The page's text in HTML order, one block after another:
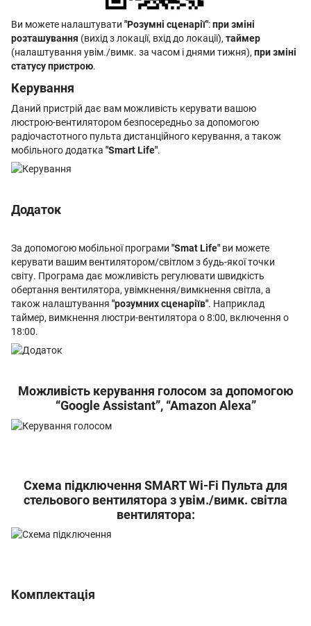
Ви можете налаштувати "Розумні сценарії":при зміні
розташування (вихід з локації, вхід до локації), таймер
(налаштування увім./вимк. за часом і днями тижня), при зміні
статусу пристрою.
Керування
Даний пристрій дає вам можливість керувати вашою
люстрою-вентилятором безпосередньо за допомогою
радіочастотного пульта дистанційного керування, а також
мобільного додатка "Smart Life".
Додаток
За допомогою мобільної програми "Smat Life" ви можете
керувати вашим вентилятором/світлом з будь-якої точки
світу. Програма дає можливість регулювати швидкість
обертання вентилятора, увімкнення/вимкнення світла, а
також налаштування "розумних сценаріїв". Наприклад
таймер, вимкнення люстри-вентилятора о 8:00, включення о
18:00.
Можливість керування голосом за допомогою
“Google Assistant”, “Amazon Alexa”
Схема підключення SMART Wi-Fi Пульта для
стельового вентилятора з увім./вимк. світла
вентилятора:
Комплектація